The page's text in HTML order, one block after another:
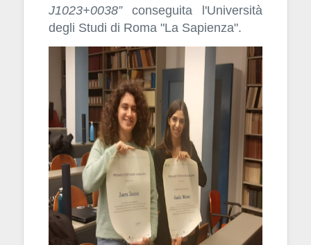
J1023+0038” conseguita l'Università
degli Studi di Roma "La Sapienza".